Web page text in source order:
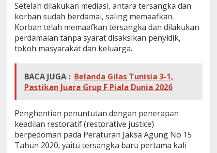
Setelah dilakukan mediasi, antara tersangka dan
korban sudah berdamai, saling memaafkan.
Korban telah memaafkan tersangka dan dilakukan
perdamaian tanpa syarat disaksikan penyidik,
tokoh masyarakat dan keluarga.
BACA JUGA : Belanda Gilas Tunisia 3-1,
Pastikan Juara Grup F Piala Dunia 2026
Penghentian penuntutan dengan penerapan
keadilan restoratif (restorative justice)
berpedoman pada Peraturan Jaksa Agung No 15
Tahun 2020, yaitu tersangka baru pertama kali